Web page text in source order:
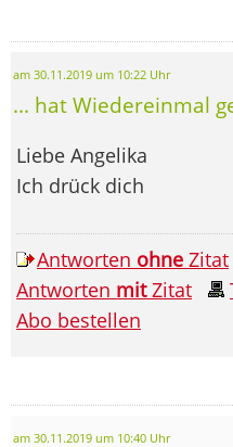
am 30.11.2019 um 10:22 Uhr
... hat Wiedereinmal
Liebe Angelika
Ich drück dich
Antworten ohne Zitat
Antworten mitZitat
Abo bestellen
am 30.11.2019 um 10:40 Uhr